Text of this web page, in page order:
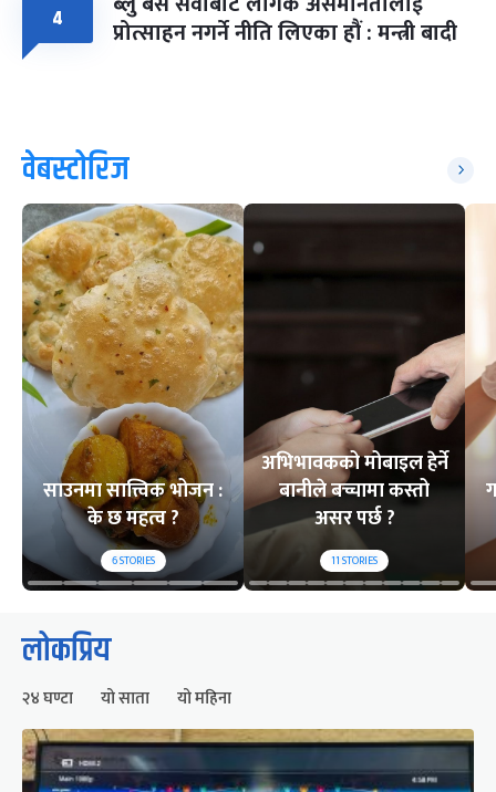
४ प्रोत्साहन नगर्ने नीति लिएका हौं : मन्त्री बादी
वेबस्टोरिज
साउनमा सात्त्विक भोजन :
के छ महत्व ?
6STORIES
अभिभावकको मोबाइल हेर्ने
बानीले बच्चामा कस्तो
असर पर्छ ?
11STORIES
लोकप्रिय
२४ घण्टा यो साता यो महिना